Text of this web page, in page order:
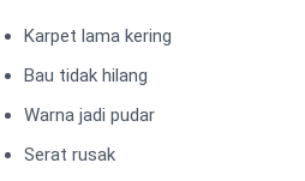
Karpet lama kering
Bau tidak hilang
Warna jadi pudar
Serat rusak